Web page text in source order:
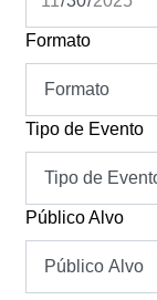
Formato
Tipo de Evento
Público Alvo